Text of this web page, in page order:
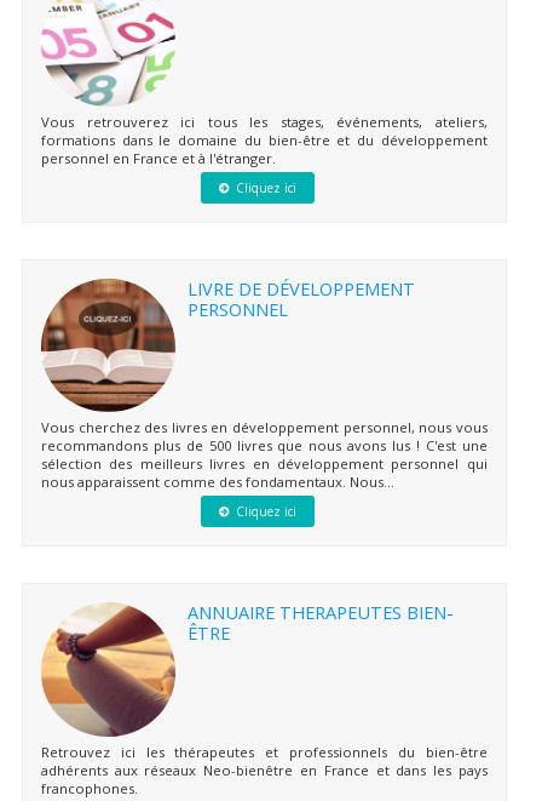
Vous retrouverez ici tous les stages, événements, ateliers,
formations dans le domaine du bien-être et du développement
personnel en France et à l'étranger.
Cliquez ici
LIVRE DE DÉVELOPPEMENT
PERSONNEL
Vous cherchez des livres en développement personnel, nous vous
recommandons plus de 500 livres que nous avons lus ! C'est une
sélection des meilleurs livres en développement personnel qui
nous apparaissent comme des fondamentaux. Nous...
Cliquez ici
ANNUAIRE THERAPEUTES BIEN-
ÊTRE
Retrouvez ici les thérapeutes et professionnels du bien-être
adhérents aux réseaux Neo-bienêtre en France et dans les pays
francophones.